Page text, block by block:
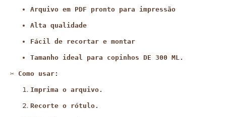
Arquivo em PDF pronto para impressão
Alta qualidade
Fácil de recortar e montar
Tamanho ideal para copinhos DE 300 ML.
✂️ Como usar:
Imprima o arquivo.
Recorte o rótulo.